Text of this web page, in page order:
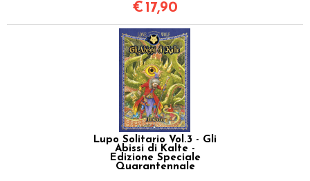
€ 17,90
Lupo Solitario Vol.3 - Gli
Abissi di Kalte -
Edizione Speciale
Quarantennale